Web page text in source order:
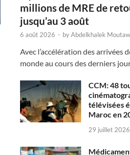
millions de MRE de
jusqu’au 3 août
6 août 2026 - byAbdelkhalek
Avec l’accélération des arrivées
monde au cours des derniers
CCM: 48
télévisées
Maroc en
29 juillet 2026